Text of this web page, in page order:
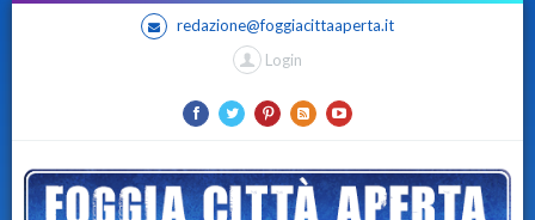
redazione@foggiacittaaperta.it
Login